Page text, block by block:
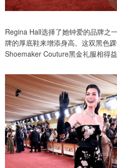
Regina Hall选择了她钟爱的品牌之
牌的厚底鞋来增添身高。这双黑色
Shoemaker Couture黑金礼服相得益